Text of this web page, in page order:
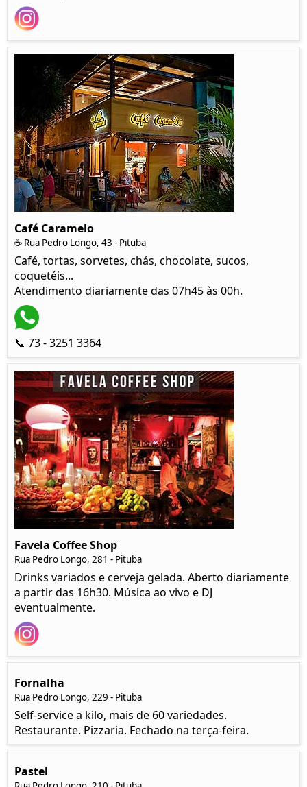
Café Caramelo
☕ Rua Pedro Longo, 43 - Pituba
Café, tortas, sorvetes, chás, chocolate, sucos,
coquetéis...
Atendimento diariamente das 07h45 às 00h.
📞 73 - 3251 3364
Favela Coffee Shop
Rua Pedro Longo, 281 - Pituba
Drinks variados e cerveja gelada. Aberto diariamente
a partir das 16h30. Música ao vivo e DJ
eventualmente.
Fornalha
Rua Pedro Longo, 229 - Pituba
Self-service a kilo, mais de 60 variedades.
Restaurante. Pizzaria. Fechado na terça-feira.
Pastel